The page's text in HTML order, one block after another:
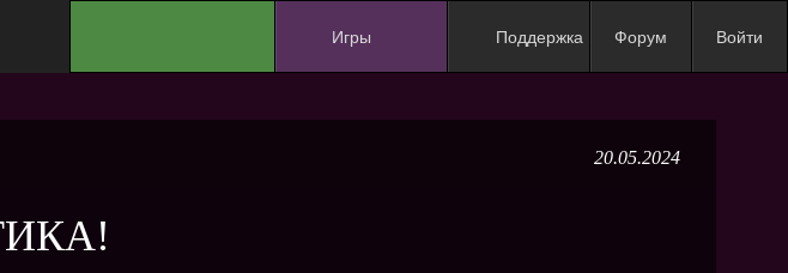
Игры Поддержка Форум Войти
20.05.2024